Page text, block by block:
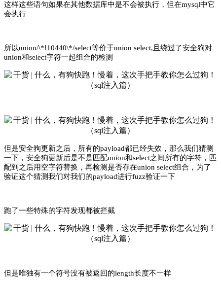
这样这些语句如果在其他数据库中是不会被执行，但在mysql中它
会执行
所以union/\*!10440\*/select等价于union select,且绕过了安全狗对
union和select字符一起组合的检测
但是安全狗更新之后，所有的payload都已经失效，那么我们猜测
一下，安全狗更新后是不是匹配union和select之间所有的字符，匹
配到之后用空字符替换，再检测是否存在union select组合，为了
验证这个猜测我们对我们的payload进行fuzz验证一下
跑了一些特殊的字符发现都被拦截
但是唯独有一个符号没有被返回的length长度不一样